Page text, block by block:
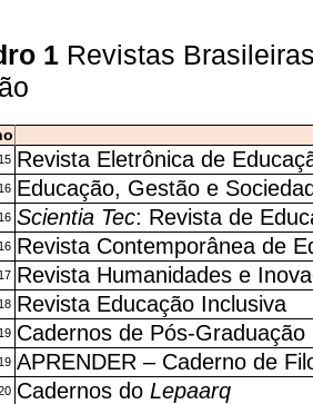
1 Revistas
Revista Eletrônica de
Educação, Gestão e
Scientia Tec: Revista de
Revista Contemporânea de
Revista Humanidades e
Revista Educação Inclusiva
Cadernos de Pós-Graduação
APRENDER – Caderno de
Cadernos do Lepaarq